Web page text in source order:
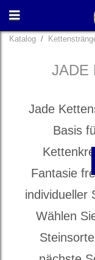
Katalog
JADE
Jade
Basis
Fantasie
individueller
Wählen